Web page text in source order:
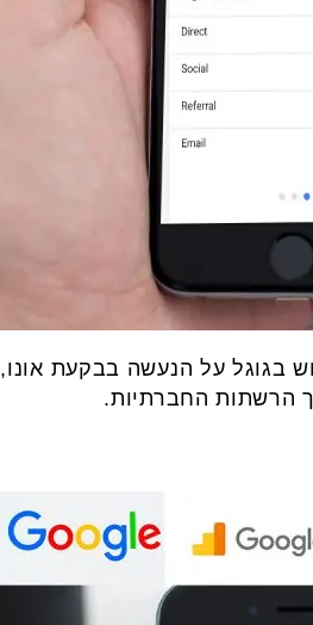
בגוגל על הנעשה בבקעת אונו,
הרשתות החברתיות.